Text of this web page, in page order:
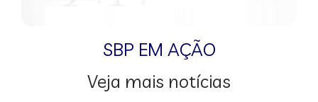
SBP EM AÇÃO
Veja mais notícias